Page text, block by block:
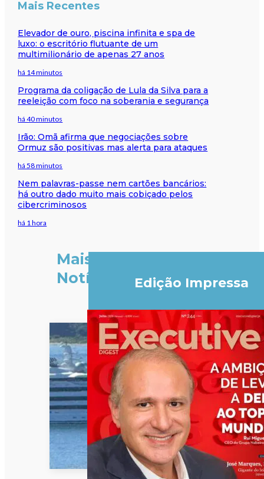
Mais Recentes
Elevador de ouro, piscina infinita e spa de
luxo: o escritório flutuante de um
multimilionário de apenas 27 anos
há 14 minutos
Programa da coligação de Lula da Silva para a
reeleição com foco na soberania e segurança
há 40 minutos
Irão: Omã afirma que negociações sobre
Ormuz são positivas mas alerta para ataques
há 58 minutos
Nem palavras-passe nem cartões bancários:
há outro dado muito mais cobiçado pelos
cibercriminosos
há 1 hora
Mais
Notícias
Edição Impressa